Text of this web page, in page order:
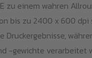
zu einem wahren
bis zu 2400 x 600
Druckergebnisse,
-gewichte verarbeitet